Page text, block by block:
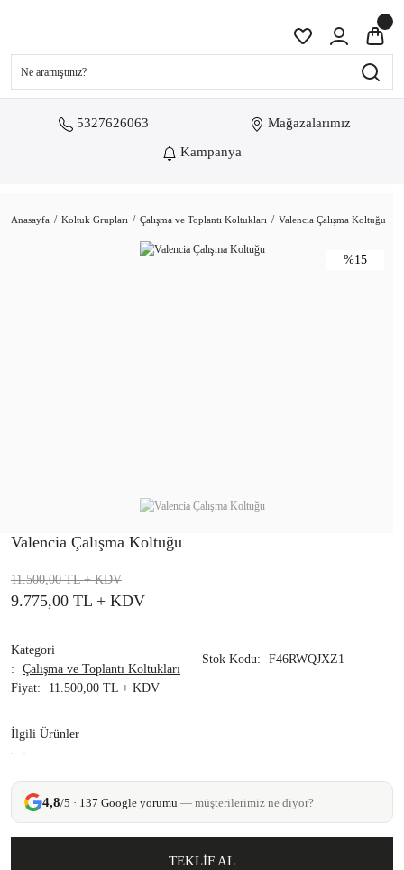
5327626063
Mağazalarımız
Kampanya
Anasayfa Koltuk Grupları Çalışma ve Toplantı Koltukları Valencia Çalışma Koltuğu
%15
Valencia Çalışma Koltuğu
9.775,00 TL + KDV
11.500,00 TL+ KDV
Kategori
Çalışma ve Toplantı Koltukları
Stok Kodu F46RWQJXZ1
Fiyat 11.500,00 TL + KDV
İlgili Ürünler
4,8/5 · 137 Google yorumu — müşterilerimiz ne diyor?
TEKLİF AL